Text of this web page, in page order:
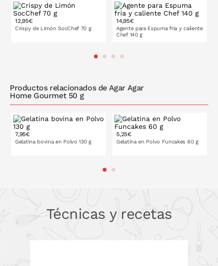
12,95€
Crispy de Limón SocChef 70 g
14,95€
Agente para Espuma fría y caliente
Chef 140 g
Productos relacionados de Agar Agar
Home Gourmet 50 g
7,95€
Gelatina bovina en Polvo 130 g
PONLO EN LA CESTA
5,25€
Gelatina en Polvo Funcakes 60 g
PONLO EN LA CESTA
Técnicas y recetas